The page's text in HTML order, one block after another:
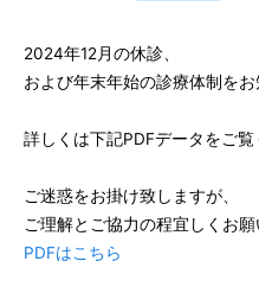
2024年12月の休診、
および年末年始の診療体制をお
詳しくは下記PDFデータをご覧
ご迷惑をお掛け致しますが、
ご理解とご協力の程宜しくお願
PDFはこちら